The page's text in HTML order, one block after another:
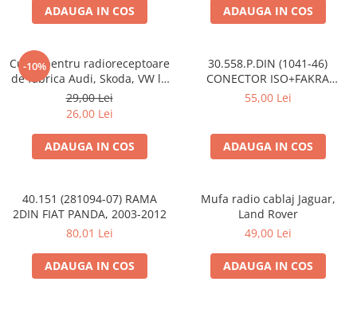
ADAUGA IN COS ADAUGA IN COS
-10%
Cupla pentru radioreceptoare
de fabrica Audi, Skoda, VW la
conector ISO
29,00 Lei
26,00 Lei
ADAUGA IN COS
30.558.P.DIN (1041-46)
CONECTOR ISO+FAKRA
CITROEN, 2003>
55,00 Lei
ADAUGA IN COS
40.151 (281094-07) RAMA
2DIN FIAT PANDA, 2003-2012
80,01 Lei
ADAUGA IN COS
Mufa radio cablaj Jaguar,
Land Rover
49,00 Lei
ADAUGA IN COS